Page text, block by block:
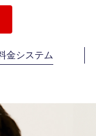
金システム